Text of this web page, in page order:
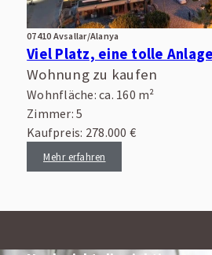
07410 Avsallar/Alanya
Wohnung zu kaufen
Wohnfläche: ca. 160 m²
Zimmer: 5
Kaufpreis: 278.000 €
Mehr erfahren